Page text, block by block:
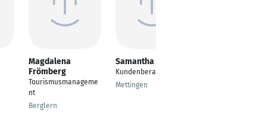
Magdalena
Frömberg
Tourismusmanageme
nt
Berglern
Samantha Robson
Kundenberater
Mettingen